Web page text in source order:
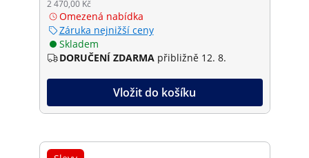
2 470,00 Kč
Omezená nabídka
Záruka nejnižší ceny
Skladem
DORUČENÍ ZDARMA přibližně 12. 8.
Vložit do košíku